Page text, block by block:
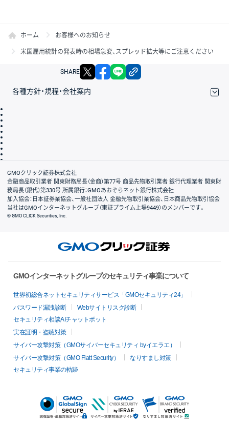
ホーム お客様へのお知らせ
米国雇用統計の発表時の相場急変、スプレッド拡大等にご注意ください
SHARE X facebook
各種方針・規程・会社案内
会社案内
GMOクリック証券株式会社
金融商品取引業者 関東財務局長（金商）第77号 商品先物取引業者 銀行代理業者 関東財
務局長（銀代）第330号 所属銀行：GMOあおぞらネット銀行株式会社
加入協会：日本証券業協会、一般社団法人 金融先物取引業協会、日本商品先物取引協会
当社はGMOインターネットグループ（東証プライム上場9449）のメンバーです。
© GMO CLICK Securities, Inc.
GMOインターネットグループのセキュリティ事業について
世界初総合ネットセキュリティサービス「GMOセキュリティ24」
パスワード漏洩診断
Webサイトリスク診断
セキュリティ相談AIチャットボット
実在証明・盗聴対策
サイバー攻撃対策（GMOサイバーセキュリティ byイエラエ）
サイバー攻撃対策（GMO Flatt Security）
なりすまし対策
セキュリティ事業の軌跡